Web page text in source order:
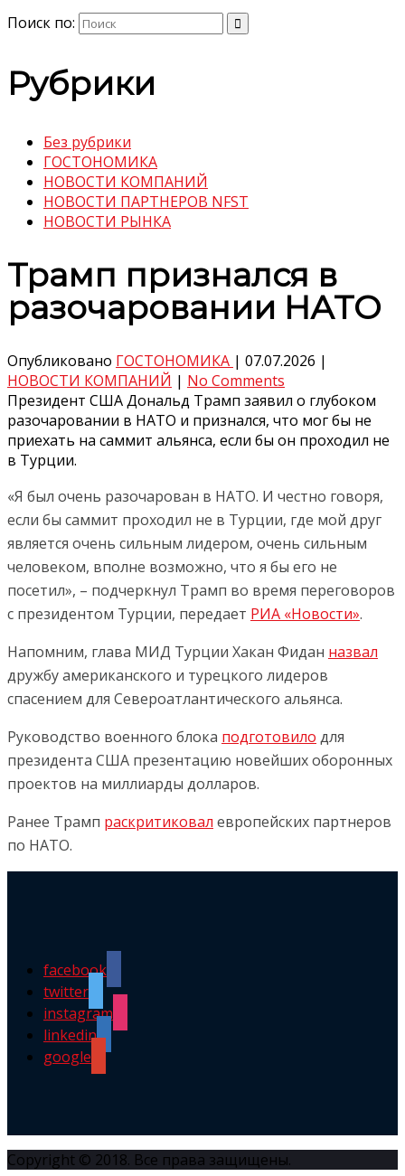
Поиск по:
Рубрики
Без рубрики
ГОСТОНОМИКА
НОВОСТИ КОМПАНИЙ
НОВОСТИ ПАРТНЕРОВ NFST
НОВОСТИ РЫНКА
Трамп признался в
разочаровании НАТО
Опубликовано ГОСТОНОМИКА | 07.07.2026 |
НОВОСТИ КОМПАНИЙ | No Comments
Президент США Дональд Трамп заявил о глубоком
разочаровании в НАТО и признался, что мог бы не
приехать на саммит альянса, если бы он проходил не
в Турции.
«Я был очень разочарован в НАТО. И честно говоря,
если бы саммит проходил не в Турции, где мой друг
является очень сильным лидером, очень сильным
человеком, вполне возможно, что я бы его не
посетил», – подчеркнул Трамп во время переговоров
с президентом Турции, передает РИА «Новости».
Напомним, глава МИД Турции Хакан Фидан назвал
дружбу американского и турецкого лидеров
спасением для Североатлантического альянса.
Руководство военного блока подготовило для
президента США презентацию новейших оборонных
проектов на миллиарды долларов.
Ранее Трамп раскритиковал европейских партнеров
по НАТО.
facebook
twitter
instagram
linkedin
google
Copyright © 2018. Все права защищены.